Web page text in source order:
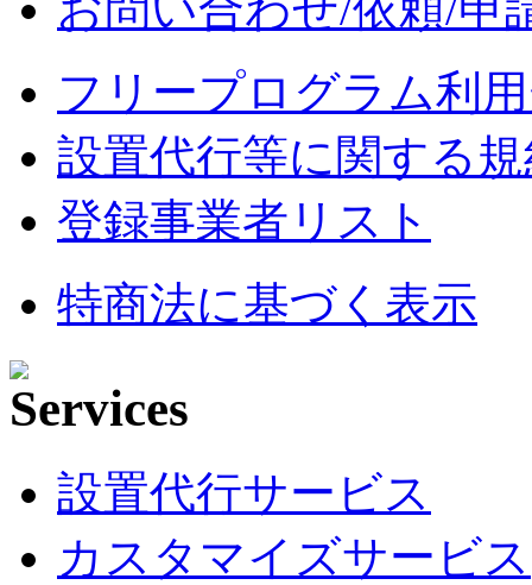
フリープログラム利
設置代行等に関する
登録事業者リスト
特商法に基づく表示
設置代行サービス
カスタマイズサービス